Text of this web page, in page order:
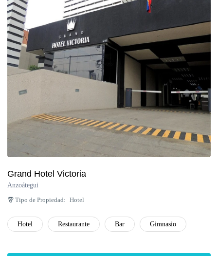
Grand Hotel Victoria
Anzoátegui
Tipo de Propiedad: Hotel
Hotel Restaurante Bar Gimnasio